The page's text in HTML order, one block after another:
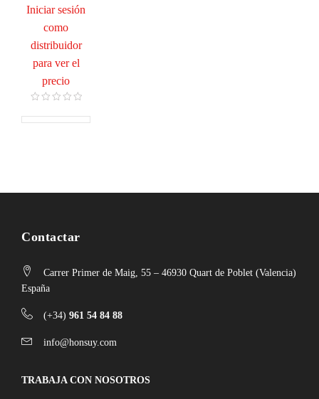
Iniciar sesión
como
distribuidor
para ver el
precio
Contactar
Carrer Primer de Maig, 55 – 46930 Quart de Poblet (Valencia)
España
(+34) 961 54 84 88
info@honsuy.com
TRABAJA CON NOSOTROS